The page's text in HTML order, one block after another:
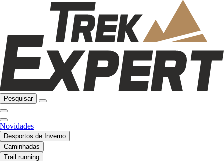
Pesquisar
Novidades
Desportos de Inverno
Caminhadas
Trail running